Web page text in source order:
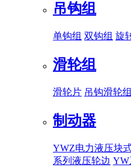
吊钩组
单钩组 双钩组 旋
滑轮组
滑轮片 吊钩滑轮组
制动器
YWZ电力液压块
系列液压轮边 YW